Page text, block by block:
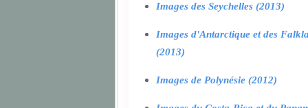
Images des Seychelles (2013)
Images d'Antarctique et des
(2013)
Images de Polynésie (2012)